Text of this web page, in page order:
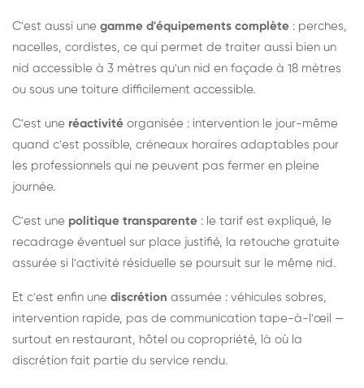
C'est aussi une gamme d'équipements complète : perches,
nacelles, cordistes, ce qui permet de traiter aussi bien un
nid accessible à 3 mètres qu'un nid en façade à 18 mètres
ou sous une toiture difficilement accessible.
C'est une réactivité organisée : intervention le jour-même
quand c'est possible, créneaux horaires adaptables pour
les professionnels qui ne peuvent pas fermer en pleine
journée.
C'est une politique transparente : le tarif est expliqué, le
recadrage éventuel sur place justifié, la retouche gratuite
assurée si l'activité résiduelle se poursuit sur le même nid.
Et c'est enfin une discrétion assumée : véhicules sobres,
intervention rapide, pas de communication tape-à-l'œil —
surtout en restaurant, hôtel ou copropriété, là où la
discrétion fait partie du service rendu.